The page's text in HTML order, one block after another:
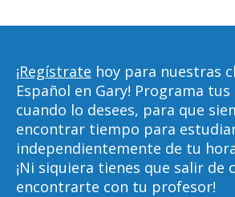
¡Regístrate hoy para nuestras
Español en Gary! Programa tus
cuando lo desees, para que
encontrar tiempo para
independientemente de tu
¡Ni siquiera tienes que salir de
encontrarte con tu profesor!